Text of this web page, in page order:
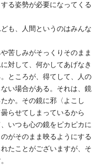
る姿勢が必要になってくる
も、人間というのはみんな
苦しみがそっくりそのまま
対して、何かしてあげなき
ところが、得てして、人の
い場合がある。それは、鏡
か。その鏡に邪〈よこし
らせてしまっているから
いつも心の鏡をピカピカに
がそのまま映るようにする
たことがございますが、そ